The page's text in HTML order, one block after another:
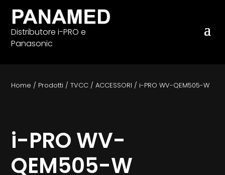
Distributore i-PRO e
Panasonic
Home / Prodotti /TVCC /ACCESSORI / i-PRO WV-QEM505-W
i-PRO WV-
QEM505-W